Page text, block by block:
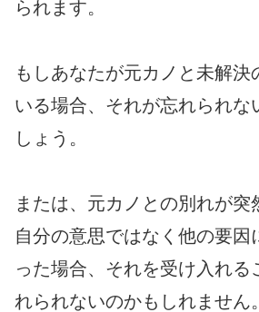
られます。
もしあなたが元カノと未解決
いる場合、それが忘れられな
しょう。
または、元カノとの別れが突
自分の意思ではなく他の要因
った場合、それを受け入れる
れられないのかもしれません。